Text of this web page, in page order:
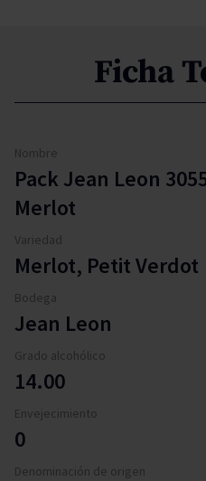
Ficha
Nombre
Pack Jean Leon
Merlot
Variedad
Merlot, Petit Verdot
Bodega
Jean Leon
Grado alcohólico
14.00
Envejecimiento
0
Denominación de origen